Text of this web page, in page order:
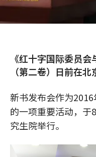
《红十字国际委员
（第二卷）日前在北
新书发布会作为
的一项重要活动，于
究生院举行。